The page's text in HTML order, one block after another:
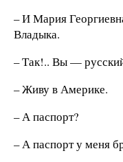
– И Мария
Владыка.
– Так!.. Вы —
– Живу в Америке.
– А паспорт?
– А паспорт у меня